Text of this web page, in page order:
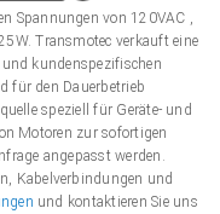
Spannungen von 120VAC ,
Transmotec verkauft eine
kundenspezifischen
für den Dauerbetrieb
speziell für Geräte- und
Motoren zur sofortigen
angepasst werden.
Kabelverbindungen und
und kontaktieren Sie uns